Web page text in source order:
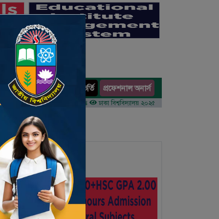
অনার্স ভর্তি প্রফেশনাল অনার্স
বর্ষের ভর্তি আবেদন বিজ্ঞপ্তি ঢাকা বিশ্ববিদ্যালয় ২০২৫-২৬ শিক্ষাবর্ষে আন্ডারগ্র্যাজুয়েট